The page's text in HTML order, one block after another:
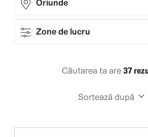
Oriunde
Zone de lucru
Căutarea ta are 37
Sortează după